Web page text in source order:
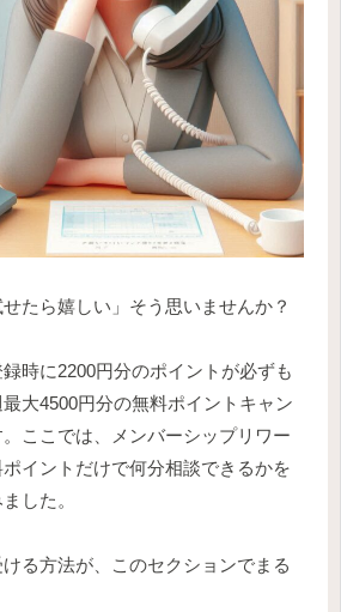
せたら嬉しい」そう思いませんか？
時に2200円分のポイントが必ずも
大4500円分の無料ポイントキャン
ここでは、メンバーシップリワー
ポイントだけで何分相談できるかを
した。
る方法が、このセクションでまる